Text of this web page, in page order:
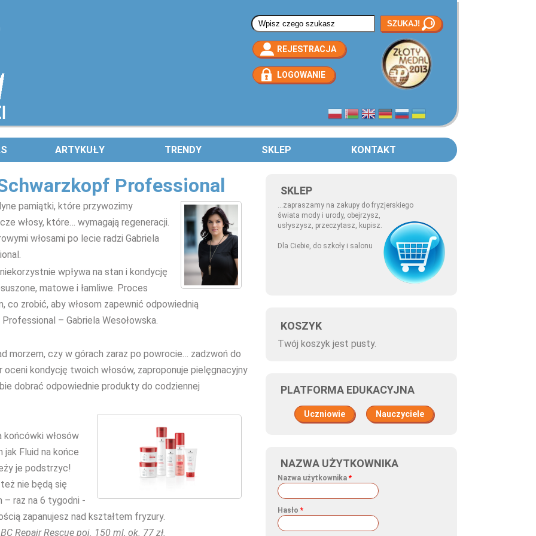
Formularz wyszukiwania
REJESTRACJA
LOGOWANIE
ARTYKUŁY TRENDY SKLEP KONTAKT
SKLEP
...zapraszamy na zakupy do fryzjerskiego
świata mody i urody, obejrzysz,
usłyszysz, przeczytasz, kupisz.
Dla Ciebie, do szkoły i salonu
KOSZYK
Twój koszyk jest pusty.
PLATFORMA EDUKACYJNA
Uczniowie Nauczyciele
NAZWA UŻYTKOWNIKA
Nazwa użytkownika *
Hasło *
Professional
pamiątki, które przywozimy
włosy, które… wymagają regeneracji.
włosami po lecie radzi Gabriela
wpływa na stan i kondycję
matowe i łamliwe. Proces
co zrobić, aby włosom zapewnić odpowiednią
– Gabriela Wesołowska.
morzem, czy w górach zaraz po powrocie… zadzwoń do
kondycję twoich włosów, zaproponuje pielęgnacyjny
dobrać odpowiednie produkty do codziennej
końcówki włosów
Fluid na końce
je podstrzyc!
nie będą się
– raz na 6 tygodni -
zapanujesz nad kształtem fryzury.
Repair Rescue poj. 150 ml, ok. 77 zł.